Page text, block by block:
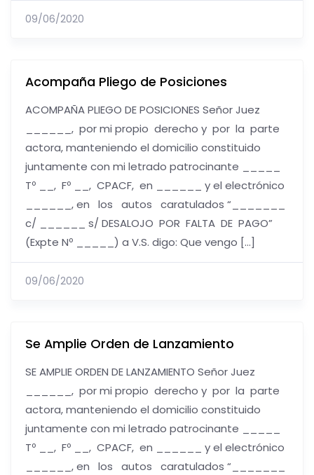
09/06/2020
Acompaña Pliego de Posiciones
ACOMPAÑA PLIEGO DE POSICIONES Señor Juez
______, por mi propio derecho y por la parte
actora, manteniendo el domicilio constituido
juntamente con mi letrado patrocinante _____
Tº __, Fº __, CPACF, en ______ y el electrónico
______, en los autos caratulados “_______
c/ ______ s/ DESALOJO POR FALTA DE PAGO”
(Expte Nº _____) a V.S. digo: Que vengo […]
09/06/2020
Se Amplie Orden de Lanzamiento
SE AMPLIE ORDEN DE LANZAMIENTO Señor Juez
______, por mi propio derecho y por la parte
actora, manteniendo el domicilio constituido
juntamente con mi letrado patrocinante _____
Tº __, Fº __, CPACF, en ______ y el electrónico
______, en los autos caratulados “_______